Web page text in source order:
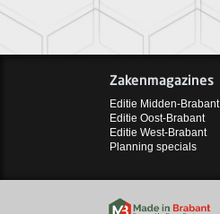
Zakenmagazines
Editie Midden-Brabant
Editie Oost-Brabant
Editie West-Brabant
Planning specials